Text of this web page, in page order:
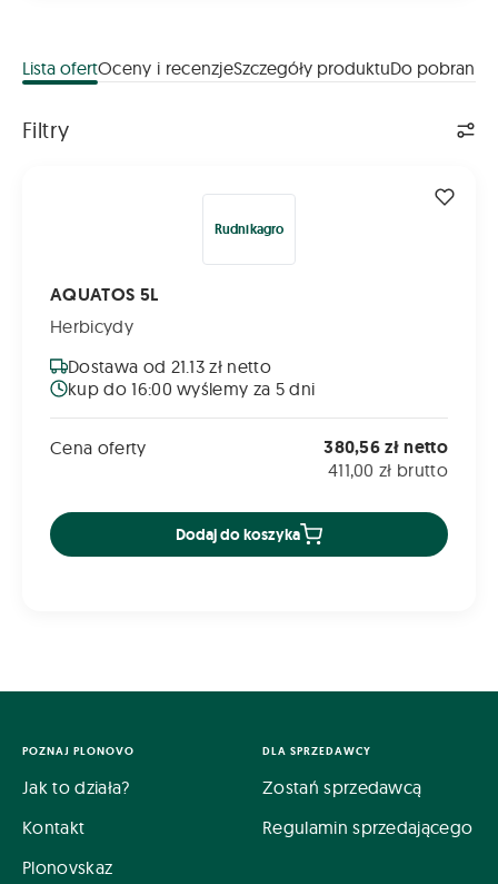
Lista ofertOceny i recenzjeSzczegóły produktuDo pobrania
Filtry
Rudnikagro
AQUATOS 5L
Herbicydy
Dostawa od 21.13 zł netto
kup do 16:00 wyślemy za 5 dni
Cena oferty 380,56 zł netto
411,00 zł brutto
Dodaj do koszyka
POZNAJ PLONOVO
Jak to działa?
Kontakt
Plonovskaz
DLA SPRZEDAWCY
Zostań sprzedawcą
Regulamin sprzedającego